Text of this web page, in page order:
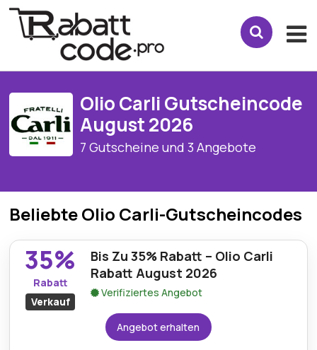
Olio Carli Gutscheincode
August 2026
7 Gutscheine und 3 Angebote
Beliebte Olio Carli-Gutscheincodes
35%
Rabatt
Verkauf
Bis Zu 35% Rabatt – Olio Carli
Rabatt August 2026
Verifiziertes Angebot
Angebot erhalten